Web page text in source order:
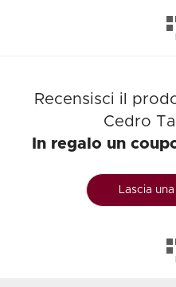
Recensisci il
Cedro
In regalo un
Lascia